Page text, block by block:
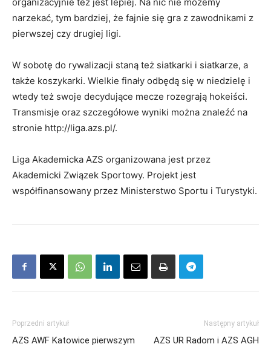
organizacyjnie też jest lepiej. Na nic nie możemy
narzekać, tym bardziej, że fajnie się gra z zawodnikami z
pierwszej czy drugiej ligi.
W sobotę do rywalizacji staną też siatkarki i siatkarze, a
także koszykarki. Wielkie finały odbędą się w niedzielę i
wtedy też swoje decydujące mecze rozegrają hokeiści.
Transmisje oraz szczegółowe wyniki można znaleźć na
stronie http://liga.azs.pl/.
Liga Akademicka AZS organizowana jest przez
Akademicki Związek Sportowy. Projekt jest
współfinansowany przez Ministerstwo Sportu i Turystyki.
Poprzedni artykuł
AZS AWF Katowice pierwszym
Następny artykuł
AZS UR Radom i AZS AGH